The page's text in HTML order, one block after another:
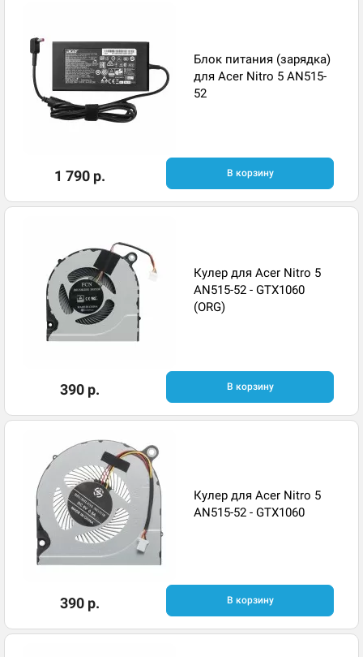
Блок питания (зарядка)
для Acer Nitro 5 AN515-
52
1 790 р. В корзину
Кулер для Acer Nitro 5
AN515-52 - GTX1060
(ORG)
390 р. В корзину
Кулер для Acer Nitro 5
AN515-52 - GTX1060
390 р. В корзину